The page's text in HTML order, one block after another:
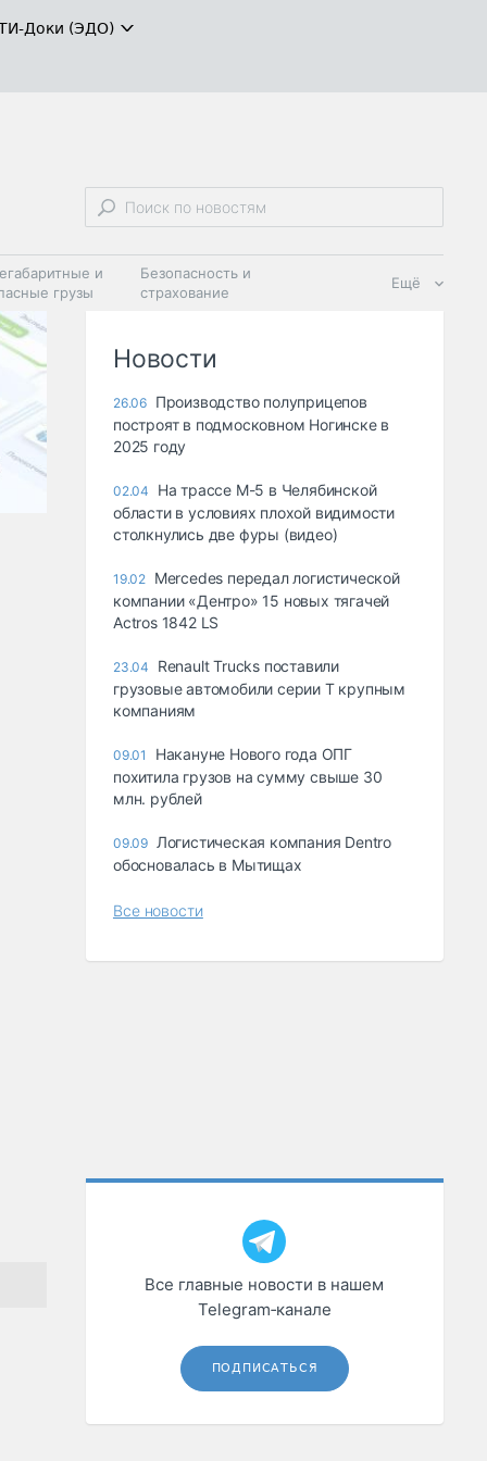
Доки (ЭДО)
и
грузы
Безопасность и
страхование
и
Ещё
Новости
26.06 Производство полуприцепов
построят в подмосковном Ногинске в
2025 году
02.04
На трассе М-5 в Челябинской
области в условиях плохой видимости
столкнулись две фуры (видео)
19.02 Mercedes передал логистической
компании «Дентро» 15 новых тягачей
Actros 1842 LS
23.04
Renault Trucks поставили
грузовые автомобили серии T крупным
компаниям
09.01
Накануне Нового года ОПГ
похитила грузов на сумму свыше 30
млн. рублей
09.09 Логистическая компания Dentro
обосновалась в Мытищах
Все новости
Все главные новости в нашем
Telegram‑канале
ПОДПИСАТЬСЯ